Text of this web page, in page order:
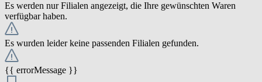
Es werden nur Filialen angezeigt, die Ihre gewünschten Waren
verfügbar haben.
Es wurden leider keine passenden Filialen gefunden.
{{ errorMessage }}